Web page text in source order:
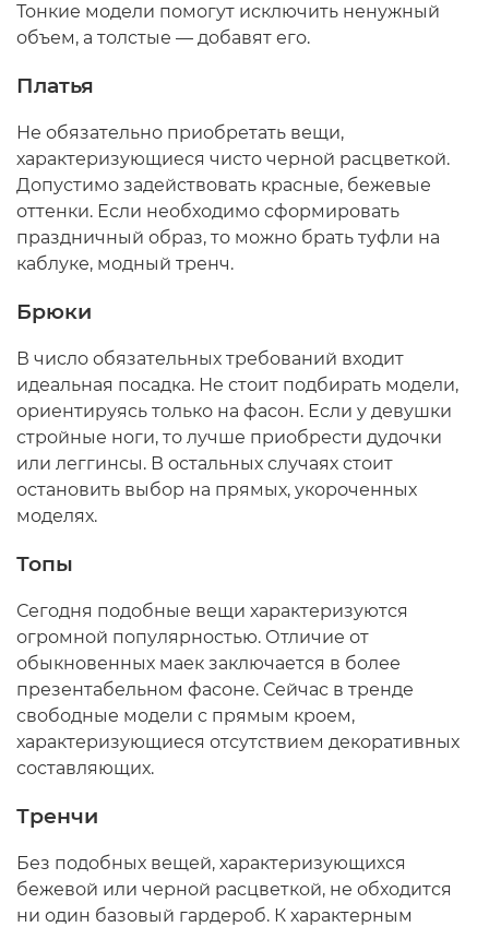
Тонкие модели помогут исключить ненужный
объем, а толстые — добавят его.
Платья
Не обязательно приобретать вещи,
характеризующиеся чисто черной расцветкой.
Допустимо задействовать красные, бежевые
оттенки. Если необходимо сформировать
праздничный образ, то можно брать туфли на
каблуке, модный тренч.
Брюки
В число обязательных требований входит
идеальная посадка. Не стоит подбирать модели,
ориентируясь только на фасон. Если у девушки
стройные ноги, то лучше приобрести дудочки
или леггинсы. В остальных случаях стоит
остановить выбор на прямых, укороченных
моделях.
Топы
Сегодня подобные вещи характеризуются
огромной популярностью. Отличие от
обыкновенных маек заключается в более
презентабельном фасоне. Сейчас в тренде
свободные модели с прямым кроем,
характеризующиеся отсутствием декоративных
составляющих.
Тренчи
Без подобных вещей, характеризующихся
бежевой или черной расцветкой, не обходится
ни один базовый гардероб. К характерным